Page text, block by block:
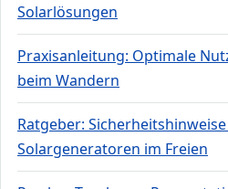
Solarlösungen
Praxisanleitung: Optimale
beim Wandern
Ratgeber:
Solargeneratoren im Freien